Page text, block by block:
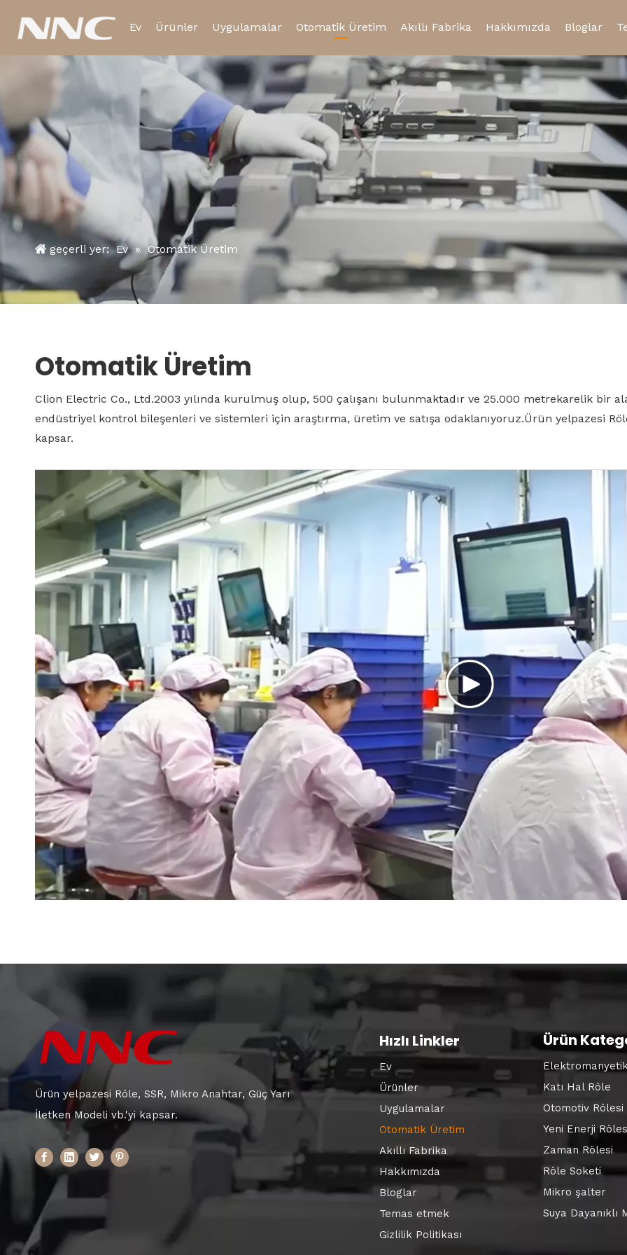
Ev Ürünler
Elektromanyetik Röle Katı Hal Röle Otomotiv Rölesi
Zaman Rölesi Röle Soketi Mikro şalter
Uygulamalar Otomatik Üretim Akıllı Fabrika Hakkımızda
Sertifika ve Onur
Bloglar
geçerli yer: Ev » Otomatik Üretim
Otomatik Üretim
Clion Electric Co., Ltd.2003 yılında kurulmuş olup, 500 çalışanı bulunmaktadır ve 25.000 metrekarelik bir
endüstriyel kontrol bileşenleri ve sistemleri için araştırma, üretim ve satışa odaklanıyoruz.Ürün yelpazesi
kapsar.
Ürün yelpazesi Röle, SSR, Mikro Anahtar, Güç Yarı
İletken Modeli vb.'yi kapsar.
Hızlı Linkler
Ev
Ürünler
Uygulamalar
Otomatik Üretim
Akıllı Fabrika
Hakkımızda
Bloglar
Temas etmek
Gizlilik Politikası
Ürün
Katı Hal Röle
Otomotiv Rölesi
Yeni Enerji
Zaman Rölesi
Röle Soketi
Mikro şalter
Suya Dayanıklı